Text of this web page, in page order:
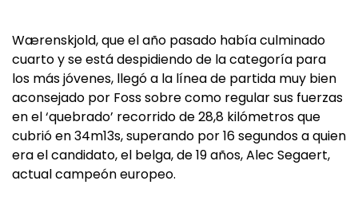
Wærenskjold, que el año pasado había culminado
cuarto y se está despidiendo de la categoría para
los más jóvenes, llegó a la línea de partida muy bien
aconsejado por Foss sobre como regular sus fuerzas
en el ‘quebrado’ recorrido de 28,8 kilómetros que
cubrió en 34m13s, superando por 16 segundos a quien
era el candidato, el belga, de 19 años, Alec Segaert,
actual campeón europeo.